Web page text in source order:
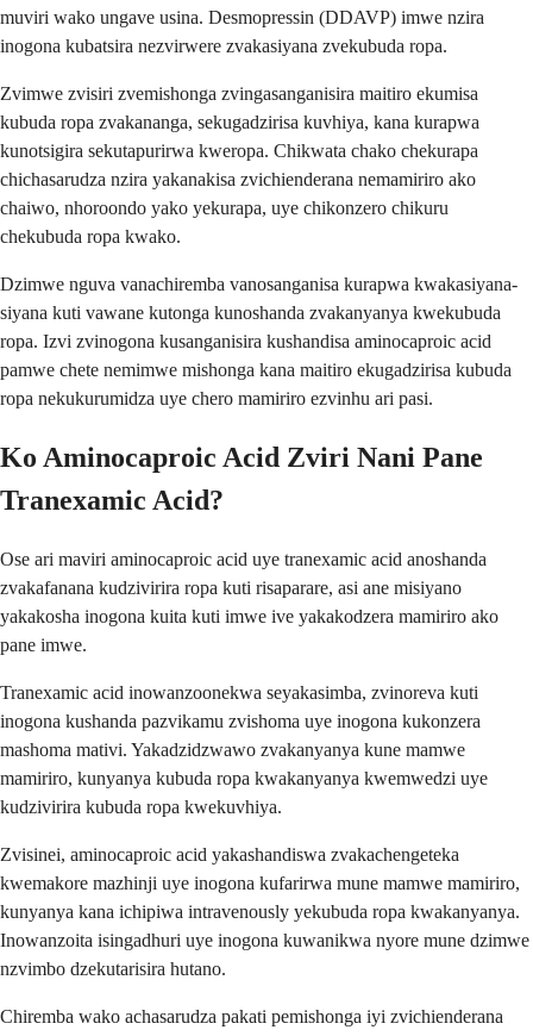
muviri wako ungave usina. Desmopressin (DDAVP) imwe nzira
inogona kubatsira nezvirwere zvakasiyana zvekubuda ropa.
Zvimwe zvisiri zvemishonga zvingasanganisira maitiro ekumisa
kubuda ropa zvakananga, sekugadzirisa kuvhiya, kana kurapwa
kunotsigira sekutapurirwa kweropa. Chikwata chako chekurapa
chichasarudza nzira yakanakisa zvichienderana nemamiriro ako
chaiwo, nhoroondo yako yekurapa, uye chikonzero chikuru
chekubuda ropa kwako.
Dzimwe nguva vanachiremba vanosanganisa kurapwa kwakasiyana-
siyana kuti vawane kutonga kunoshanda zvakanyanya kwekubuda
ropa. Izvi zvinogona kusanganisira kushandisa aminocaproic acid
pamwe chete nemimwe mishonga kana maitiro ekugadzirisa kubuda
ropa nekukurumidza uye chero mamiriro ezvinhu ari pasi.
Ko Aminocaproic Acid Zviri Nani Pane
Tranexamic Acid?
Ose ari maviri aminocaproic acid uye tranexamic acid anoshanda
zvakafanana kudzivirira ropa kuti risaparare, asi ane misiyano
yakakosha inogona kuita kuti imwe ive yakakodzera mamiriro ako
pane imwe.
Tranexamic acid inowanzoonekwa seyakasimba, zvinoreva kuti
inogona kushanda pazvikamu zvishoma uye inogona kukonzera
mashoma mativi. Yakadzidzwawo zvakanyanya kune mamwe
mamiriro, kunyanya kubuda ropa kwakanyanya kwemwedzi uye
kudzivirira kubuda ropa kwekuvhiya.
Zvisinei, aminocaproic acid yakashandiswa zvakachengeteka
kwemakore mazhinji uye inogona kufarirwa mune mamwe mamiriro,
kunyanya kana ichipiwa intravenously yekubuda ropa kwakanyanya.
Inowanzoita isingadhuri uye inogona kuwanikwa nyore mune dzimwe
nzvimbo dzekutarisira hutano.
Chiremba wako achasarudza pakati pemishonga iyi zvichienderana